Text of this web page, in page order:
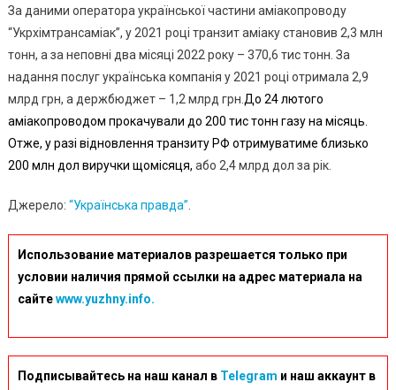
За даними оператора української частини аміакопроводу
“Укрхімтрансаміак”, у 2021 році транзит аміаку становив 2,3 млн
тонн, а за неповні два місяці 2022 року – 370,6 тис тонн. За
надання послуг українська компанія у 2021 році отримала 2,9
млрд грн, а держбюджет – 1,2 млрд грн. До 24 лютого
аміакопроводом прокачували до 200 тис тонн газу на місяць.
Отже, у разі відновлення транзиту РФ отримуватиме близько
200 млн дол виручки щомісяця, або 2,4 млрд дол за рік.
Джерело: “Українська правда”
Использование материалов разрешается только при
условии наличия прямой ссылки на адрес материала на
сайтеwww.yuzhny.info.
Подписывайтесь на наш канал в Telegram и наш аккаунт в